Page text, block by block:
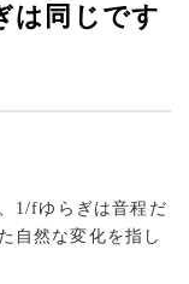
は同じです
1/fゆらぎは音程だ
自然な変化を指し